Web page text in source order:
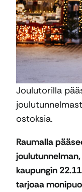
Joulutorilla
ostoksia.
Raumalla
kaupungin
tarjoaa